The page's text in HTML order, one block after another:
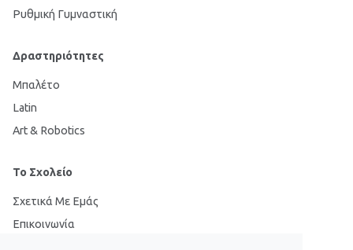
Ρυθμική Γυμναστική
Δραστηριότητες
Μπαλέτο
Latin
Art & Robotics
Το Σχολείο
Σχετικά Με Εμάς
Επικοινωνία